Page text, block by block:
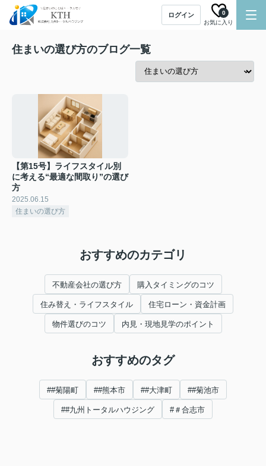
ログイン
お気に入り
0
住まいの選び方のブログ一覧
【第15号】ライフスタイル別
に考える“最適な間取り”の選び
方
2025.06.15
住まいの選び方
おすすめのカテゴリ
不動産会社の選び方 購入タイミングのコツ
住み替え・ライフスタイル 住宅ローン・資金計画
物件選びのコツ 内見・現地見学のポイント
おすすめのタグ
##菊陽町 ##熊本市 ##大津町 ##菊池市
##九州トータルハウジング #＃合志市